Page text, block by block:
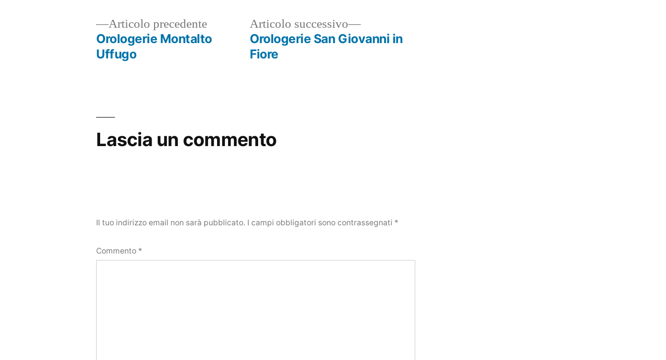
Navigazione
Articolo precedenteArticolo
precedente:
Orologerie Montalto
Uffugo
Articolo successivo
Articolo
successivo:
Orologerie San Giovanni in
Fiore
Lascia un commento
Il tuo indirizzo email non sarà pubblicato. I campi obbligatori sono contrassegnati *
Commento *